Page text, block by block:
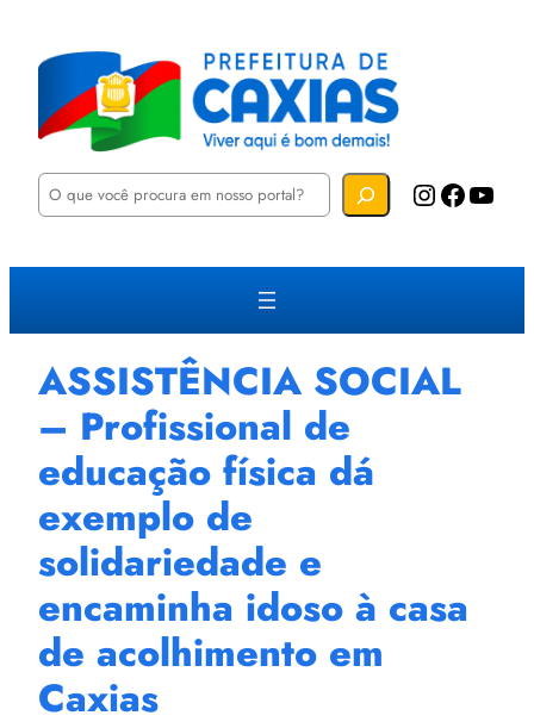
P
u
a
Instagram Facebook YouTube
ASSISTÊNCIA SOCIAL
– Profissional de
educação física dá
exemplo de
solidariedade e
encaminha idoso à casa
de acolhimento em
Caxias